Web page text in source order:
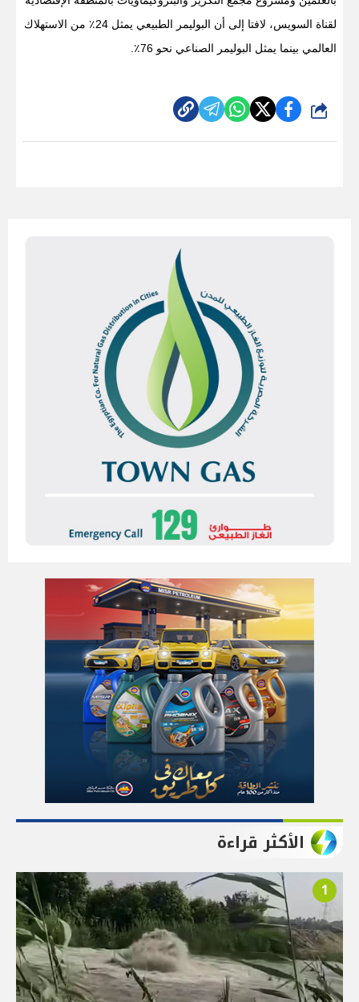
لقناة السويس، لافتا إلى أن البوليمر الطبيعي يمثل 24٪
من الاستهلاك
العالمي بينما يمثل البوليمر الصناعي نحو 76٪
شارك
الأكثر قراءة
1